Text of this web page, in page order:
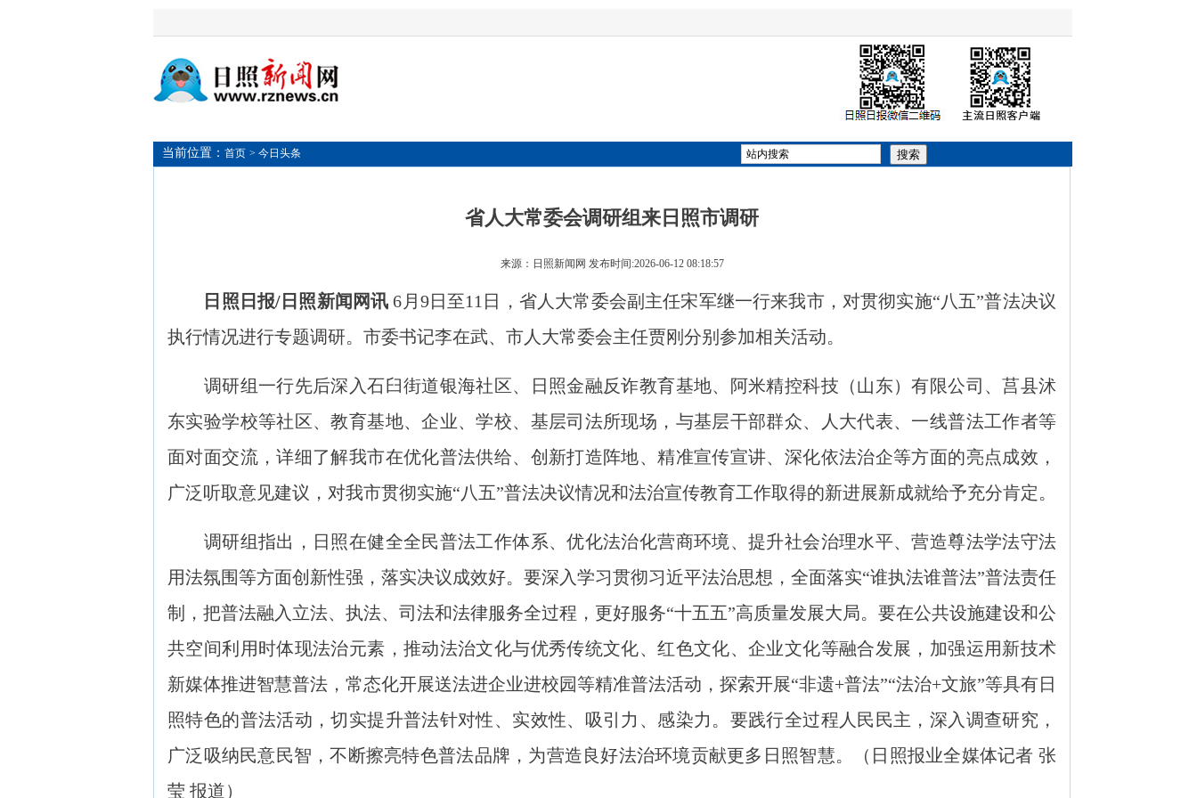
当前位置： 首页 > 今日头条 搜索
省人大常委会调研组来日照市调研
来源：日照新闻网 发布时间:2026-06-12 08:18:57
日照日报/日照新闻网讯 6月9日至11日，省人大常委会副主任宋军继一行来我市，对贯彻实施“八五”普法决议
执行情况进行专题调研。市委书记李在武、市人大常委会主任贾刚分别参加相关活动。
调研组一行先后深入石臼街道银海社区、日照金融反诈教育基地、阿米精控科技（山东）有限公司、莒县沭
东实验学校等社区、教育基地、企业、学校、基层司法所现场，与基层干部群众、人大代表、一线普法工作者等
面对面交流，详细了解我市在优化普法供给、创新打造阵地、精准宣传宣讲、深化依法治企等方面的亮点成效，
广泛听取意见建议，对我市贯彻实施“八五”普法决议情况和法治宣传教育工作取得的新进展新成就给予充分肯定。
调研组指出，日照在健全全民普法工作体系、优化法治化营商环境、提升社会治理水平、营造尊法学法守法
用法氛围等方面创新性强，落实决议成效好。要深入学习贯彻习近平法治思想，全面落实“谁执法谁普法”普法责任
制，把普法融入立法、执法、司法和法律服务全过程，更好服务“十五五”高质量发展大局。要在公共设施建设和公
共空间利用时体现法治元素，推动法治文化与优秀传统文化、红色文化、企业文化等融合发展，加强运用新技术
新媒体推进智慧普法，常态化开展送法进企业进校园等精准普法活动，探索开展“非遗+普法”“法治+文旅”等具有日
照特色的普法活动，切实提升普法针对性、实效性、吸引力、感染力。要践行全过程人民民主，深入调查研究，
广泛吸纳民意民智，不断擦亮特色普法品牌，为营造良好法治环境贡献更多日照智慧。（日照报业全媒体记者 张
莹 报道）